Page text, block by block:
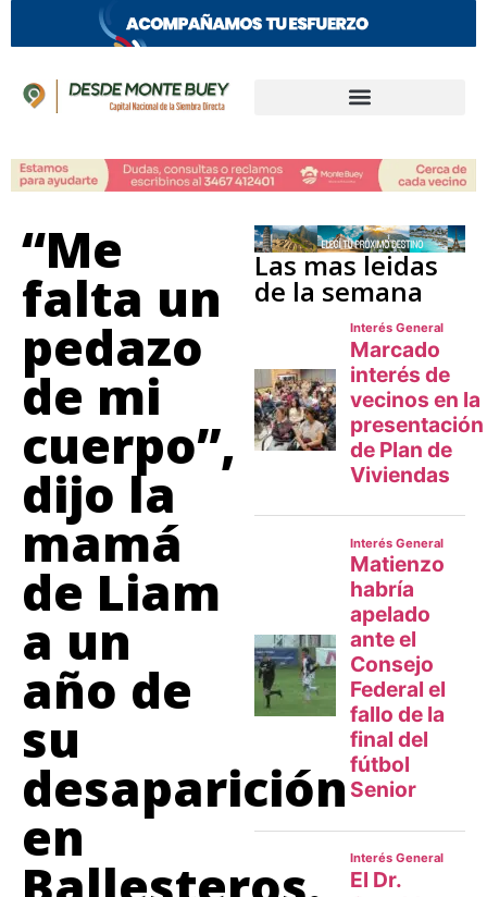
“Me
falta un
pedazo
de mi
cuerpo”,
dijo la
mamá
de Liam
a un
año de
su
desaparición
en
Las mas leidas
de la semana